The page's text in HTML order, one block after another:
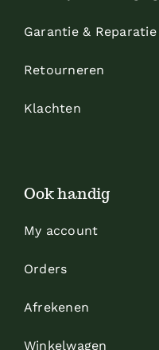
Garantie & Reparatie
Retourneren
Klachten
Ook handig
My account
Orders
Afrekenen
Winkelwagen